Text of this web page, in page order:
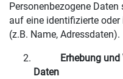
Personenbezogene
auf eine identifizierte
(z.B. Name, Adressdaten).
Erhebung
Daten